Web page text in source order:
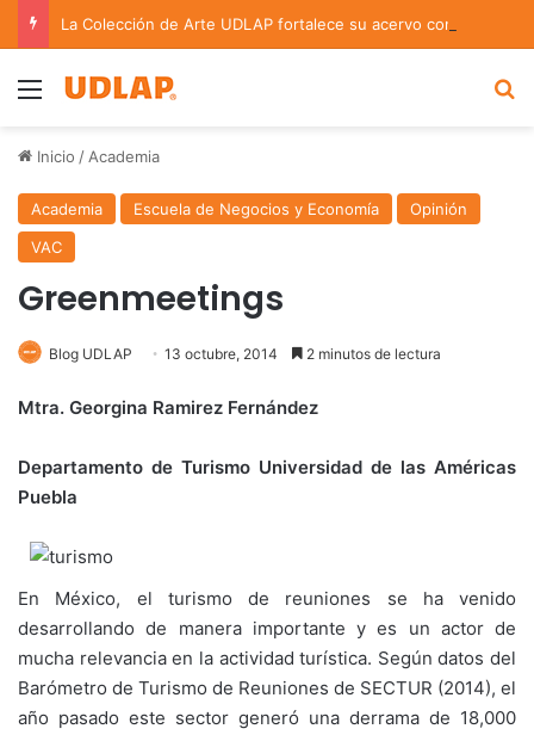
Menu
Inicio / Academia
Academia Escuela de Negocios y Economía
Opinión
VAC
Greenmeetings
Blog UDLAP 13 octubre, 2014 2 minutos de lectura
Mtra. Georgina Ramirez Fernández
Departamento de Turismo Universidad de las Américas
Puebla
En México, el turismo de reuniones se ha venido
desarrollando de manera importante y es un actor de
mucha relevancia en la actividad turística. Según datos del
Barómetro de Turismo de Reuniones de SECTUR (2014), el
año pasado este sector generó una derrama de 18,000